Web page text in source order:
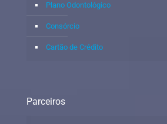
Plano Odontológico
Consórcio
Cartão de Crédito
Parceiros